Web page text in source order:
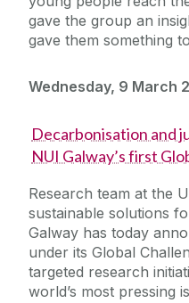
gave the group an
gave them something
Wednesday, 9 March
Decarbonisation and
NUI Galway’s first
Research team at the
sustainable solutions
Galway has today
under its Global
targeted research
world’s most pressing